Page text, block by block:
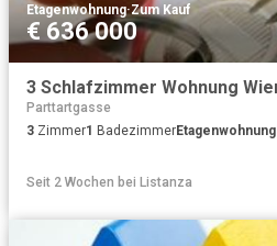
Etagenwohnung·Zum Kauf
€ 636 000
Parttartgasse
3 Zimmer1 BadezimmerEtagenwohnung
Seit 2 Wochen bei Listanza